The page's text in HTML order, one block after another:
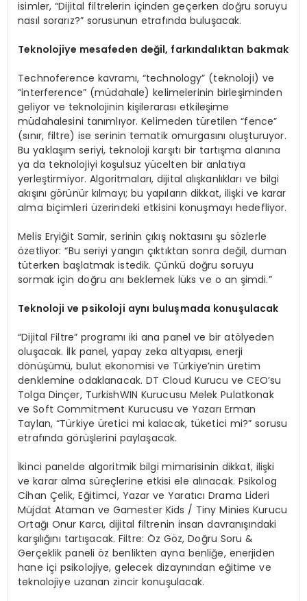
isimler, “Dijital filtrelerin içinden geçerken doğru soruyu
nasıl sorarız?” sorusunun etrafında buluşacak.
Teknolojiye mesafeden değil, farkındalıktan bakmak
Technoference kavramı, “technology” (teknoloji) ve
“interference” (müdahale) kelimelerinin birleşiminden
geliyor ve teknolojinin kişilerarası etkileşime
müdahalesini tanımlıyor. Kelimeden türetilen “fence”
(sınır, filtre) ise serinin tematik omurgasını oluşturuyor.
Bu yaklaşım seriyi, teknoloji karşıtı bir tartışma alanına
ya da teknolojiyi koşulsuz yücelten bir anlatıya
yerleştirmiyor. Algoritmaları, dijital alışkanlıkları ve bilgi
akışını görünür kılmayı; bu yapıların dikkat, ilişki ve karar
alma biçimleri üzerindeki etkisini konuşmayı hedefliyor.
Melis Eryiğit Samir, serinin çıkış noktasını şu sözlerle
özetliyor: “Bu seriyi yangın çıktıktan sonra değil, duman
tüterken başlatmak istedik. Çünkü doğru soruyu
sormak için doğru anı beklemek lüks ve o an şimdi.”
Teknoloji ve psikoloji aynı buluşmada konuşulacak
“Dijital Filtre” programı iki ana panel ve bir atölyeden
oluşacak. İlk panel, yapay zeka altyapısı, enerji
dönüşümü, bulut ekonomisi ve Türkiye’nin üretim
denklemine odaklanacak. DT Cloud Kurucu ve CEO’su
Tolga Dinçer, TurkishWIN Kurucusu Melek Pulatkonak
ve Soft Commitment Kurucusu ve Yazarı Erman
Taylan, “Türkiye üretici mi kalacak, tüketici mi?” sorusu
etrafında görüşlerini paylaşacak.
İkinci panelde algoritmik bilgi mimarisinin dikkat, ilişki
ve karar alma süreçlerine etkisi ele alınacak. Psikolog
Cihan Çelik, Eğitimci, Yazar ve Yaratıcı Drama Lideri
Müjdat Ataman ve Gamester Kids / Tiny Minies Kurucu
Ortağı Onur Karcı, dijital filtrenin insan davranışındaki
karşılığını tartışacak. Filtre: Öz Göz, Doğru Soru &
Gerçeklik paneli öz benlikten ayna benliğe, enerjiden
hane içi psikolojiye, gelecek dizaynından eğitime ve
teknolojiye uzanan zincir konuşulacak.